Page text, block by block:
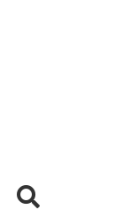
HAKU